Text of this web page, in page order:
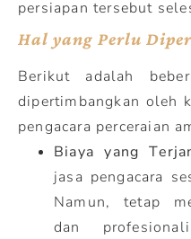
persiapan tersebut
Hal yang Perlu
Berikut adalah
dipertimbangkan oleh
pengacara perceraian
Biaya yang
jasa pengacara
Namun, tetap
dan